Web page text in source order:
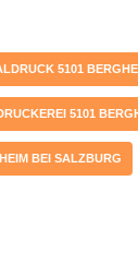
5101
5101
BEI SALZBURG